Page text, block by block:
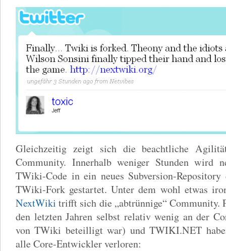
Gleichzeitig zeigt sich die beachtliche
Community. Innerhalb weniger Stunden wird
TWiki-Code in ein neues Subversion-
TWiki-Fork gestartet. Unter dem wohl etwas
NextWiki trifft sich die „abtrünnige“ Community.
den letzten Jahren selbst relativ wenig an der
von TWiki beteilligt war) und TWIKI.NET
alle Core-Entwickler verloren: